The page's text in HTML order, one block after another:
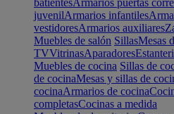
batientesArmarios puertas
juvenilArmarios infantiles
vestidoresArmarios auxiliares
Muebles de salón SillasMesas
TVVitrinasAparadores
Muebles de cocina Sillas de
de cocinaMesas y sillas de
cocinaArmarios de cocina
completasCocinas a medida